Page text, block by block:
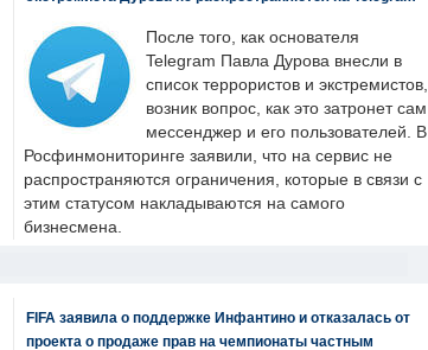
После того, как основателя
Telegram Павла Дурова внесли в
список террористов и экстремистов,
возник вопрос, как это затронет сам
мессенджер и его пользователей. В
Росфинмониторинге заявили, что на сервис не
распространяются ограничения, которые в связи с
этим статусом накладываются на самого
бизнесмена.
FIFA заявила о поддержке Инфантино и отказалась от
проекта о продаже прав на чемпионаты частным